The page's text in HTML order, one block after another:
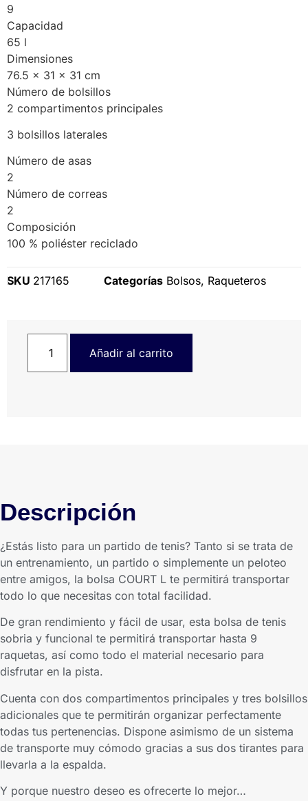
9
Capacidad
65 l
Dimensiones
76.5 x 31 x 31 cm
Número de bolsillos
2 compartimentos principales
3 bolsillos laterales
Número de asas
2
Número de correas
2
Composición
100 % poliéster reciclado
SKU 217165 Categorías Bolsos, Raqueteros
Añadir al carrito
Descripción
¿Estás listo para un partido de tenis? Tanto si se trata de
un entrenamiento, un partido o simplemente un peloteo
entre amigos, la bolsa COURT L te permitirá transportar
todo lo que necesitas con total facilidad.
De gran rendimiento y fácil de usar, esta bolsa de tenis
sobria y funcional te permitirá transportar hasta 9
raquetas, así como todo el material necesario para
disfrutar en la pista.
Cuenta con dos compartimentos principales y tres bolsillos
adicionales que te permitirán organizar perfectamente
todas tus pertenencias. Dispone asimismo de un sistema
de transporte muy cómodo gracias a sus dos tirantes para
llevarla a la espalda.
Y porque nuestro deseo es ofrecerte lo mejor…